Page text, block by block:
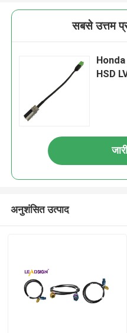
सबसे उत्तम
Honda
HSD
अनुशंसित उत्पाद